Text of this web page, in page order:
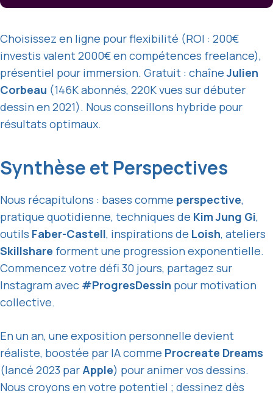
Choisissez en ligne pour flexibilité (ROI : 200€
investis valent 2000€ en compétences freelance),
présentiel pour immersion. Gratuit : chaîneJulien
Corbeau (146K abonnés, 220K vues sur débuter
dessin en 2021). Nous conseillons hybride pour
résultats optimaux.
Synthèse et Perspectives
Nous récapitulons : bases comme perspective,
pratique quotidienne, techniques de Kim Jung Gi,
outils Faber-Castell, inspirations de Loish, ateliers
Skillshare forment une progression exponentielle.
Commencez votre défi 30 jours, partagez sur
Instagram avec #ProgresDessin pour motivation
collective.
En un an, une exposition personnelle devient
réaliste, boostée par IA comme Procreate Dreams
(lancé 2023 parApple) pour animer vos dessins.
Nous croyons en votre potentiel ; dessinez dès